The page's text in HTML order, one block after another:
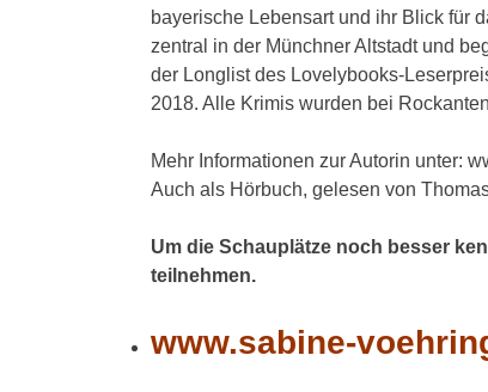
bayerische Lebensart und ihr Blick für
zentral in der Münchner Altstadt und
der Longlist des Lovelybooks-
2018. Alle Krimis wurden bei
Mehr Informationen zur Autorin unter:
Auch als Hörbuch, gelesen von
Um die Schauplätze noch besser
teilnehmen.
www.sabine-